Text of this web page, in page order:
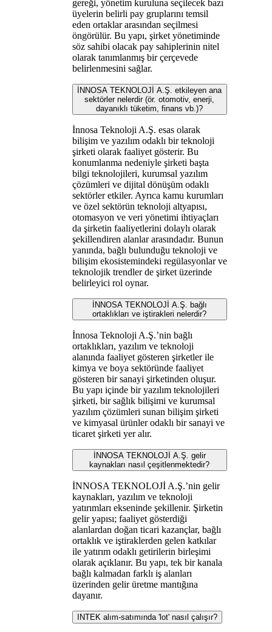
gereği, yönetim kuruluna seçilecek bazı
üyelerin belirli pay gruplarını temsil
eden ortaklar arasından seçilmesi
öngörülür. Bu yapı, şirket yönetiminde
söz sahibi olacak pay sahiplerinin nitel
olarak tanımlanmış bir çerçevede
belirlenmesini sağlar.
İNNOSA TEKNOLOJİ A.Ş. etkileyen ana
sektörler nelerdir (ör. otomotiv, enerji,
dayanıklı tüketim, finans vb.)?
İnnosa Teknoloji A.Ş. esas olarak
bilişim ve yazılım odaklı bir teknoloji
şirketi olarak faaliyet gösterir. Bu
konumlanma nedeniyle şirketi başta
bilgi teknolojileri, kurumsal yazılım
çözümleri ve dijital dönüşüm odaklı
sektörler etkiler. Ayrıca kamu kurumları
ve özel sektörün teknoloji altyapısı,
otomasyon ve veri yönetimi ihtiyaçları
da şirketin faaliyetlerini dolaylı olarak
şekillendiren alanlar arasındadır. Bunun
yanında, bağlı bulunduğu teknoloji ve
bilişim ekosistemindeki regülasyonlar ve
teknolojik trendler de şirket üzerinde
belirleyici rol oynar.
İNNOSA TEKNOLOJİ A.Ş. bağlı
ortaklıkları ve iştirakleri nelerdir?
İnnosa Teknoloji A.Ş.’nin bağlı
ortaklıkları, yazılım ve teknoloji
alanında faaliyet gösteren şirketler ile
kimya ve boya sektöründe faaliyet
gösteren bir sanayi şirketinden oluşur.
Bu yapı içinde bir yazılım teknolojileri
şirketi, bir sağlık bilişimi ve kurumsal
yazılım çözümleri sunan bilişim şirketi
ve kimyasal ürünler odaklı bir sanayi ve
ticaret şirketi yer alır.
İNNOSA TEKNOLOJİ A.Ş. gelir
kaynakları nasıl çeşitlenmektedir?
İNNOSA TEKNOLOJİ A.Ş.’nin gelir
kaynakları, yazılım ve teknoloji
yatırımları ekseninde şekillenir. Şirketin
gelir yapısı; faaliyet gösterdiği
alanlardan doğan ticari kazançlar, bağlı
ortaklık ve iştiraklerden gelen katkılar
ile yatırım odaklı getirilerin birleşimi
olarak açıklanır. Bu yapı, tek bir kanala
bağlı kalmadan farklı iş alanları
üzerinden gelir üretme mantığına
dayanır.
INTEK alım-satımında 'lot' nasıl çalışır?